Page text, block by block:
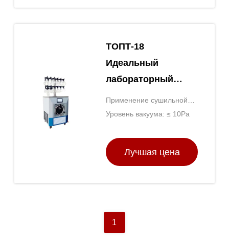
ТОПТ-18
Идеальный
лабораторный
фризосушитель
для длительного
Применение сушильной
печи:
сушилка
Уровень вакуума: ≤ 10Pa
Лучшая цена
1